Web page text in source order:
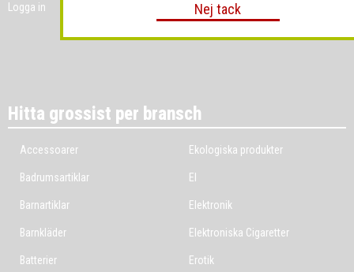
Logga in
Hitta grossist per bransch
Accessoarer
Badrumsartiklar
Barnartiklar
Barnkläder
Batterier
Ekologiska produkter
El
Elektronik
Elektroniska Cigaretter
Erotik
Nej tack